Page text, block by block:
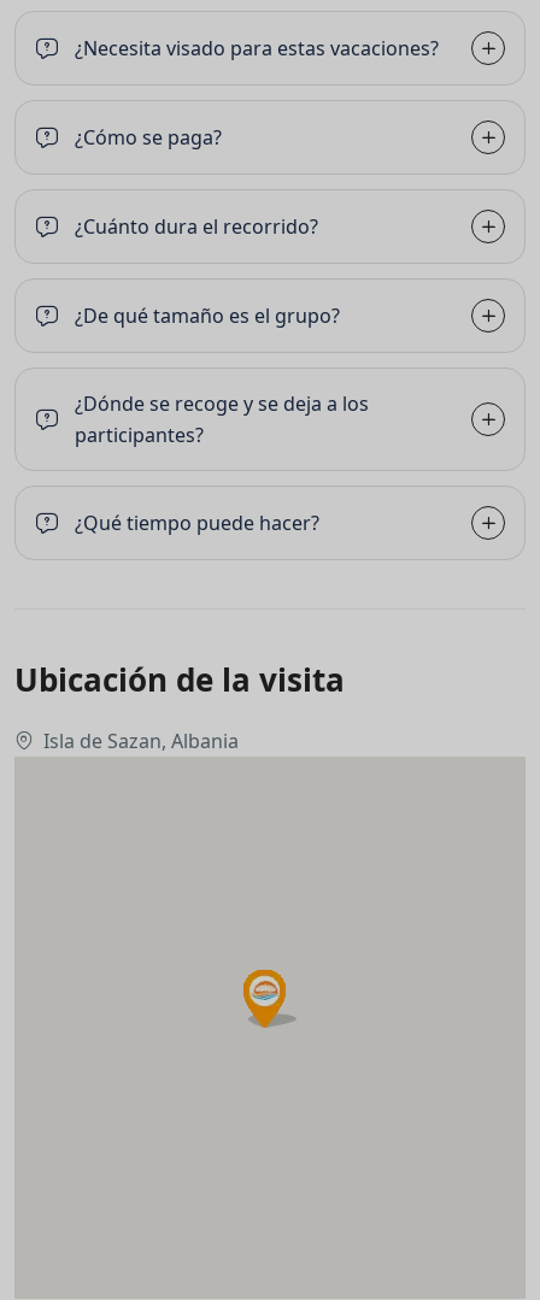
¿Necesita visado para estas vacaciones?
¿Cómo se paga?
¿Cuánto dura el recorrido?
¿De qué tamaño es el grupo?
¿Dónde se recoge y se deja a los
participantes?
¿Qué tiempo puede hacer?
Ubicación de la visita
Isla de Sazan, Albania